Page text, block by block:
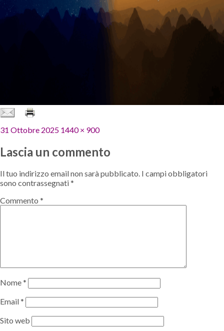
Pubblicato
31 Ottobre 2025 Dimensione
1440 × 900
Lascia un commento
Il tuo indirizzo email non sarà pubblicato. I campi obbligatori
sono contrassegnati*
Commento *
Nome*
Email*
Sito web